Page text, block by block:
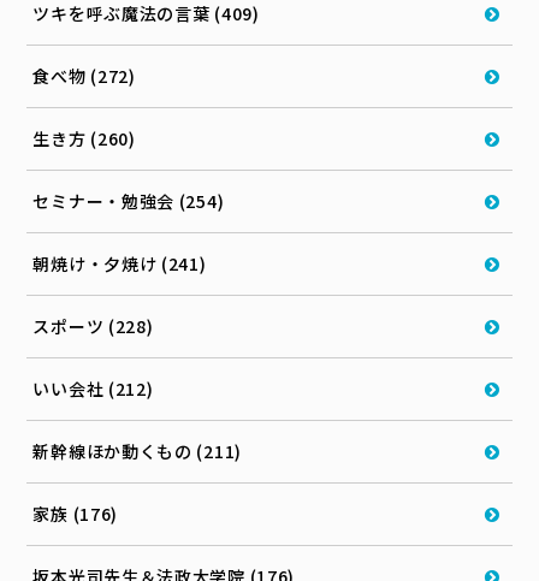
ツキを呼ぶ魔法の言葉 (409)
食べ物 (272)
生き方 (260)
セミナー・勉強会 (254)
朝焼け・夕焼け (241)
スポーツ (228)
いい会社 (212)
新幹線ほか動くもの (211)
家族 (176)